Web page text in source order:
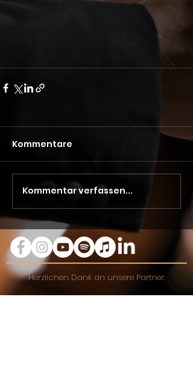
Kommentare
Kommentar verfassen...
Herzlichen Dank an unsere Partner: